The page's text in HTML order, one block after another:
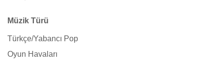
Müzik Türü
Türkçe/Yabancı Pop
Oyun Havaları